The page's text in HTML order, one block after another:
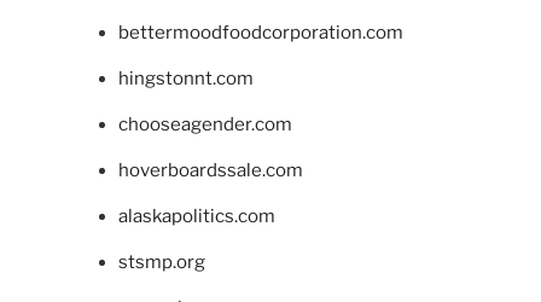
bettermoodfoodcorporation.com
hingstonnt.com
chooseagender.com
hoverboardssale.com
alaskapolitics.com
stsmp.org